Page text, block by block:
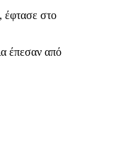
έφτασε στο
έπεσαν από